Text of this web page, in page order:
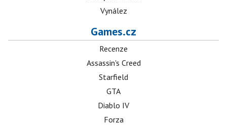
Vynález
Games.cz
Recenze
Assassin's Creed
Starfield
GTA
Diablo IV
Forza